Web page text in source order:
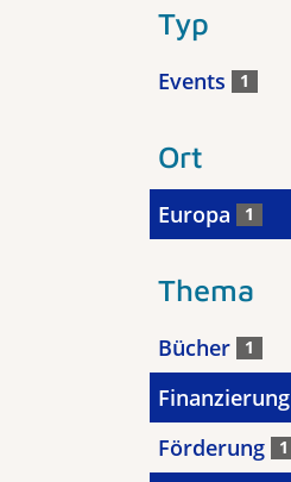
Typ
Events 1
Ort
Europa 1
Thema
Bücher 1
Finanzierung
Förderung 1